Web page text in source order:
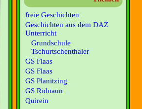
freie Geschichten
Geschichten aus dem DAZ
Unterricht
Grundschule
Tschurtschenthaler
GS Flaas
GS Flaas
GS Planitzing
GS Ridnaun
Quirein